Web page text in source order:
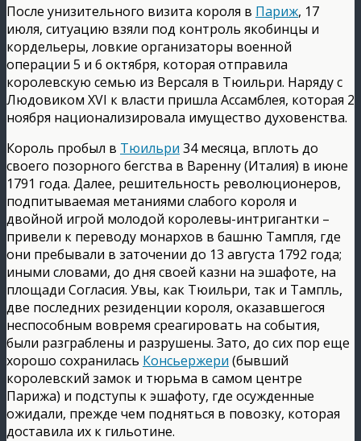
После унизительного визита короля в Париж, 17
июля, ситуацию взяли под контроль якобинцы и
кордельеры, ловкие организаторы военной
операции 5 и 6 октября, которая отправила
королевскую семью из Версаля в Тюильри. Наряду с
Людовиком XVI к власти пришла Ассамблея, которая 2
ноября национализировала имущество духовенства.
Король пробыл в Тюильри 34 месяца, вплоть до
своего позорного бегства в Варенну (Италия) в июне
1791 года. Далее, решительность революционеров,
подпитываемая метаниями слабого короля и
двойной игрой молодой королевы-интригантки –
привели к переводу монархов в башню Тампля, где
они пребывали в заточении до 13 августа 1792 года;
иными словами, до дня своей казни на эшафоте, на
площади Согласия. Увы, как Тюильри, так и Тампль,
две последних резиденции короля, оказавшегося
неспособным вовремя среагировать на события,
были разграблены и разрушены. Зато, до сих пор еще
хорошо сохранилась Консьержери (бывший
королевский замок и тюрьма в самом центре
Парижа) и подступы к эшафоту, где осужденные
ожидали, прежде чем подняться в повозку, которая
доставила их к гильотине.